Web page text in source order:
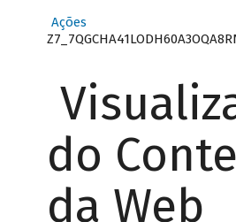
Ações
do
da Web